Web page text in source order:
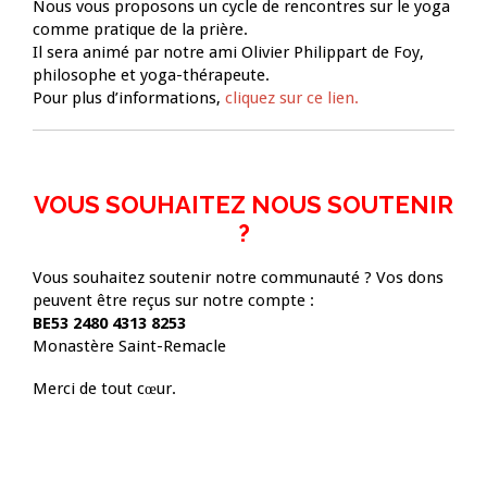
Nous vous proposons un cycle de rencontres sur le yoga
comme pratique de la prière.
Il sera animé par notre ami Olivier Philippart de Foy,
philosophe et yoga-thérapeute.
Pour plus d’informations, cliquez sur ce lien.
VOUS SOUHAITEZ NOUS SOUTENIR
?
Vous souhaitez soutenir notre communauté ? Vos dons
peuvent être reçus sur notre compte :
BE53 2480 4313 8253
Monastère Saint-Remacle
Merci de tout cœur.